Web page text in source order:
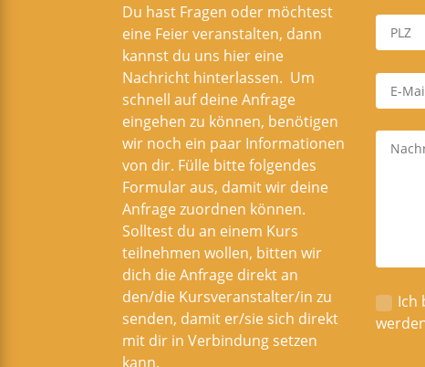
Du hast Fragen oder möchtest
eine Feier veranstalten, dann
kannst du uns hier eine
Nachricht hinterlassen. Um
schnell auf deine Anfrage
eingehen zu können, benötigen
wir noch ein paar Informationen
von dir. Fülle bitte folgendes
Formular aus, damit wir deine
Anfrage zuordnen können.
Solltest du an einem Kurs
teilnehmen wollen, bitten wir
dich die Anfrage direkt an
den/die Kursveranstalter/in zu
senden, damit er/sie sich direkt
mit dir in Verbindung setzen
kann.
Ich